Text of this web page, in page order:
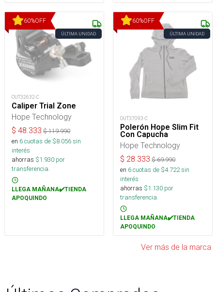
60%OFF
ÚLTIMA UNIDAD
OUT32632-C
Caliper Trial Zone
Hope Technology
$ 48.333 $119.990
en 6cuotas de $8.056sin
interés
ahorras $1.930 por
transferencia.
LLEGA MAÑANA✔️TIENDA
APOQUINDO
60%OFF
ÚLTIMA UNIDAD
OUT37093-C
Polerón Hope Slim Fit
Con Capucha
Hope Technology
$ 28.333 $69.990
en 6cuotas de $4.722sin
interés
ahorras $1.130 por
transferencia.
LLEGA MAÑANA✔️TIENDA
APOQUINDO
Ver más de la marca